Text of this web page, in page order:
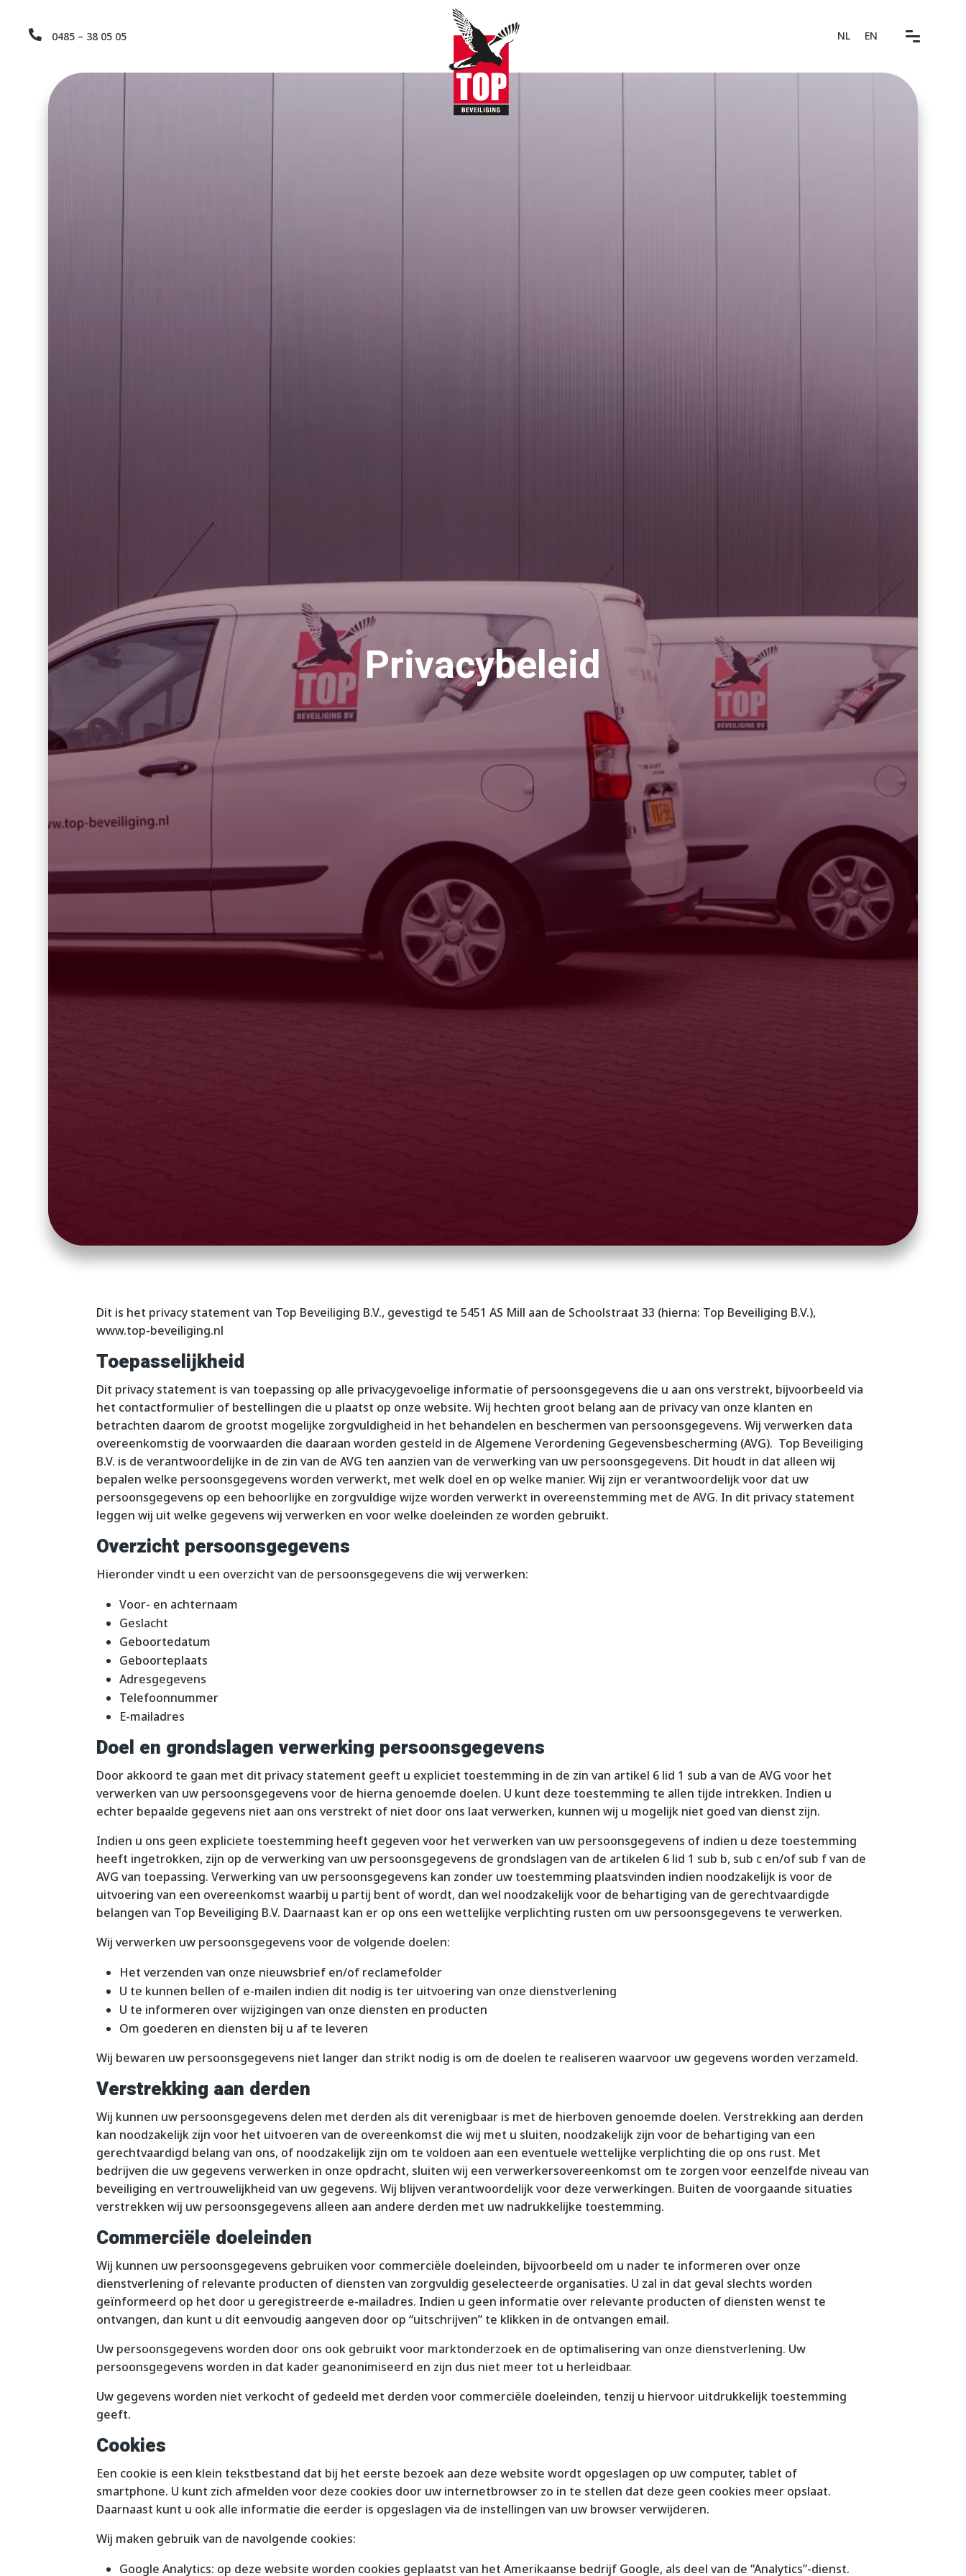
 0485 – 38 05 05 NL EN
Privacybeleid
Dit is het privacy statement van Top Beveiliging B.V., gevestigd te 5451 AS Mill aan de Schoolstraat 33 (hierna: Top Beveiliging B.V.),
www.top-beveiliging.nl
Toepasselijkheid
Dit privacy statement is van toepassing op alle privacygevoelige informatie of persoonsgegevens die u aan ons verstrekt, bijvoorbeeld via
het contactformulier of bestellingen die u plaatst op onze website. Wij hechten groot belang aan de privacy van onze klanten en
betrachten daarom de grootst mogelijke zorgvuldigheid in het behandelen en beschermen van persoonsgegevens. Wij verwerken data
overeenkomstig de voorwaarden die daaraan worden gesteld in de Algemene Verordening Gegevensbescherming (AVG). Top Beveiliging
B.V. is de verantwoordelijke in de zin van de AVG ten aanzien van de verwerking van uw persoonsgegevens. Dit houdt in dat alleen wij
bepalen welke persoonsgegevens worden verwerkt, met welk doel en op welke manier. Wij zijn er verantwoordelijk voor dat uw
persoonsgegevens op een behoorlijke en zorgvuldige wijze worden verwerkt in overeenstemming met de AVG. In dit privacy statement
leggen wij uit welke gegevens wij verwerken en voor welke doeleinden ze worden gebruikt.
Overzicht persoonsgegevens
Hieronder vindt u een overzicht van de persoonsgegevens die wij verwerken:
Voor- en achternaam
Geslacht
Geboortedatum
Geboorteplaats
Adresgegevens
Telefoonnummer
E-mailadres
Doel en grondslagen verwerking persoonsgegevens
Door akkoord te gaan met dit privacy statement geeft u expliciet toestemming in de zin van artikel 6 lid 1 sub a van de AVG voor het
verwerken van uw persoonsgegevens voor de hierna genoemde doelen. U kunt deze toestemming te allen tijde intrekken. Indien u
echter bepaalde gegevens niet aan ons verstrekt of niet door ons laat verwerken, kunnen wij u mogelijk niet goed van dienst zijn.
Indien u ons geen expliciete toestemming heeft gegeven voor het verwerken van uw persoonsgegevens of indien u deze toestemming
heeft ingetrokken, zijn op de verwerking van uw persoonsgegevens de grondslagen van de artikelen 6 lid 1 sub b, sub c en/of sub f van de
AVG van toepassing. Verwerking van uw persoonsgegevens kan zonder uw toestemming plaatsvinden indien noodzakelijk is voor de
uitvoering van een overeenkomst waarbij u partij bent of wordt, dan wel noodzakelijk voor de behartiging van de gerechtvaardigde
belangen van Top Beveiliging B.V. Daarnaast kan er op ons een wettelijke verplichting rusten om uw persoonsgegevens te verwerken.
Wij verwerken uw persoonsgegevens voor de volgende doelen:
Het verzenden van onze nieuwsbrief en/of reclamefolder
U te kunnen bellen of e-mailen indien dit nodig is ter uitvoering van onze dienstverlening
U te informeren over wijzigingen van onze diensten en producten
Om goederen en diensten bij u af te leveren
Wij bewaren uw persoonsgegevens niet langer dan strikt nodig is om de doelen te realiseren waarvoor uw gegevens worden verzameld.
Verstrekking aan derden
Wij kunnen uw persoonsgegevens delen met derden als dit verenigbaar is met de hierboven genoemde doelen. Verstrekking aan derden
kan noodzakelijk zijn voor het uitvoeren van de overeenkomst die wij met u sluiten, noodzakelijk zijn voor de behartiging van een
gerechtvaardigd belang van ons, of noodzakelijk zijn om te voldoen aan een eventuele wettelijke verplichting die op ons rust. Met
bedrijven die uw gegevens verwerken in onze opdracht, sluiten wij een verwerkersovereenkomst om te zorgen voor eenzelfde niveau van
beveiliging en vertrouwelijkheid van uw gegevens. Wij blijven verantwoordelijk voor deze verwerkingen. Buiten de voorgaande situaties
verstrekken wij uw persoonsgegevens alleen aan andere derden met uw nadrukkelijke toestemming.
Commerciële doeleinden
Wij kunnen uw persoonsgegevens gebruiken voor commerciële doeleinden, bijvoorbeeld om u nader te informeren over onze
dienstverlening of relevante producten of diensten van zorgvuldig geselecteerde organisaties. U zal in dat geval slechts worden
geïnformeerd op het door u geregistreerde e-mailadres. Indien u geen informatie over relevante producten of diensten wenst te
ontvangen, dan kunt u dit eenvoudig aangeven door op “uitschrijven” te klikken in de ontvangen email.
Uw persoonsgegevens worden door ons ook gebruikt voor marktonderzoek en de optimalisering van onze dienstverlening. Uw
persoonsgegevens worden in dat kader geanonimiseerd en zijn dus niet meer tot u herleidbaar.
Uw gegevens worden niet verkocht of gedeeld met derden voor commerciële doeleinden, tenzij u hiervoor uitdrukkelijk toestemming
geeft.
Cookies
Een cookie is een klein tekstbestand dat bij het eerste bezoek aan deze website wordt opgeslagen op uw computer, tablet of
smartphone. U kunt zich afmelden voor deze cookies door uw internetbrowser zo in te stellen dat deze geen cookies meer opslaat.
Daarnaast kunt u ook alle informatie die eerder is opgeslagen via de instellingen van uw browser verwijderen.
Wij maken gebruik van de navolgende cookies:
Google Analytics: op deze website worden cookies geplaatst van het Amerikaanse bedrijf Google, als deel van de “Analytics”-dienst.